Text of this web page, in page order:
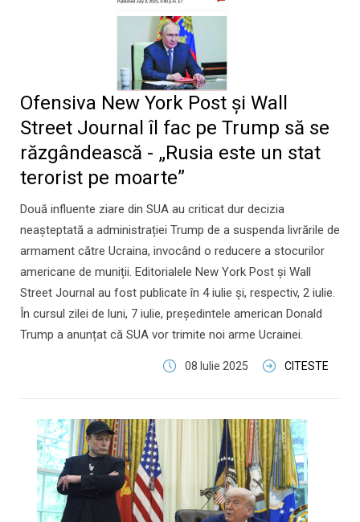
Ofensiva New York Post și Wall
Street Journal îl fac pe Trump să se
răzgândească - „Rusia este un stat
terorist pe moarte”
Două influente ziare din SUA au criticat dur decizia
neașteptată a administrației Trump de a suspenda livrările de
armament către Ucraina, invocând o reducere a stocurilor
americane de muniții. Editorialele New York Post și Wall
Street Journal au fost publicate în 4 iulie și, respectiv, 2 iulie.
În cursul zilei de luni, 7 iulie, președintele american Donald
Trump a anunțat că SUA vor trimite noi arme Ucrainei.
08 Iulie 2025 CITESTE